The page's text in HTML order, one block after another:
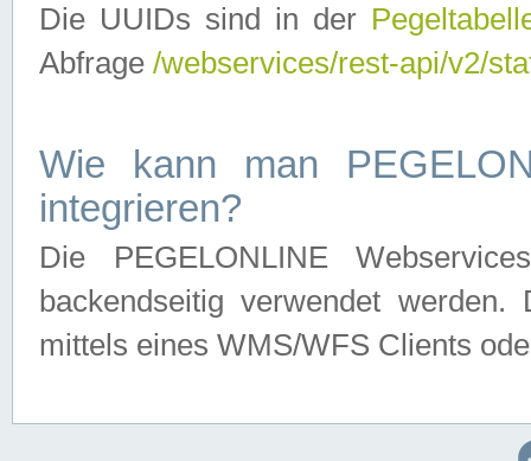
Die UUIDs sind in der
Abfrage /webservices/rest-api/v2/
Wie kann man
integrieren?
Die PEGELONLINE
backendseitig verwendet
mittels eines WMS/WFS Clients